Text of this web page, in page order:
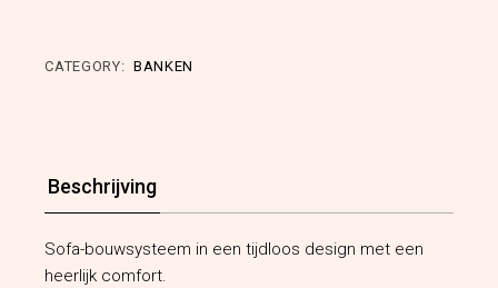
CATEGORY: BANKEN
Beschrijving
Sofa-bouwsysteem in een tijdloos design met een
heerlijk comfort.